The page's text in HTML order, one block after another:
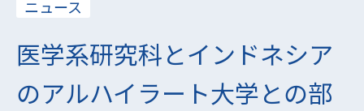
ニュース
医学系研究科とインドネシア
のアルハイラート大学との部